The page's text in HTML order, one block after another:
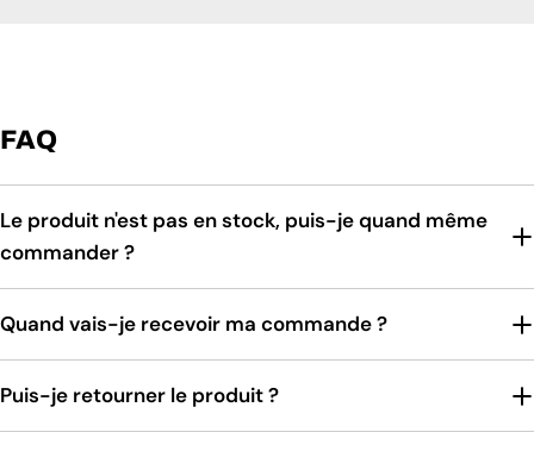
FAQ
Le produit n'est pas en stock, puis-je quand même
commander ?
Quand vais-je recevoir ma commande ?
Puis-je retourner le produit ?